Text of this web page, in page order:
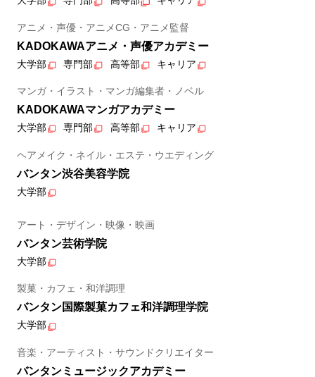
アニメ・声優・アニメCG・アニメ監督
KADOKAWAアニメ・声優アカデミー
大学部 専門部 高等部 キャリア
マンガ・イラスト・マンガ編集者・ノベル
KADOKAWAマンガアカデミー
大学部 専門部 高等部 キャリア
ヘアメイク・ネイル・エステ・ウエディング
バンタン渋谷美容学院
大学部
アート・デザイン・映像・映画
バンタン芸術学院
大学部
製菓・カフェ・和洋調理
バンタン国際製菓カフェ和洋調理学院
大学部
音楽・アーティスト・サウンドクリエイター
バンタンミュージックアカデミー